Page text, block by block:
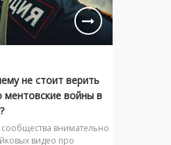
не стоит верить
ментовские войны в
внимательно
видео про